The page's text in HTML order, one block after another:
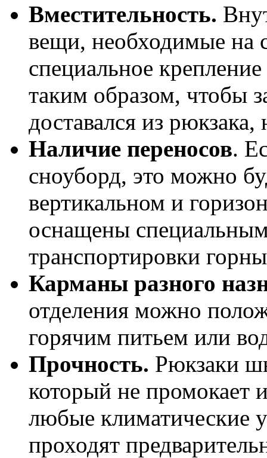
Вместительность.
вещи, необходимые на
специальное
таким образом, чтобы
доставался из рюкзака,
Наличие переносов.
сноуборд, это можно
вертикальном и
оснащены
транспортировки
Карманы разного
отделения можно
горячим питьем или
Прочность. Рюкзаки
который не промокает
любые климатические
проходят